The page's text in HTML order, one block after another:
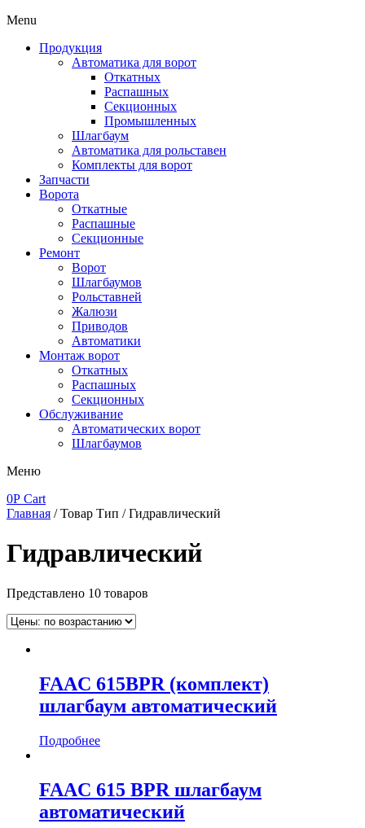
Menu
Продукция
Автоматика для ворот
Откатных
Распашных
Секционных
Промышленных
Шлагбаум
Автоматика для рольставен
Комплекты для ворот
Запчасти
Ворота
Откатные
Распашные
Секционные
Ремонт
Ворот
Шлагбаумов
Рольставней
Жалюзи
Приводов
Автоматики
Монтаж ворот
Откатных
Распашных
Секционных
Обслуживание
Автоматических ворот
Шлагбаумов
Меню
0Р Cart
Главная / Товар Тип / Гидравлический
Гидравлический
Представлено 10 товаров
FAAC 615BPR (комплект)
шлагбаум автоматический
Подробнее
FAAC 615 BPR шлагбаум
автоматический